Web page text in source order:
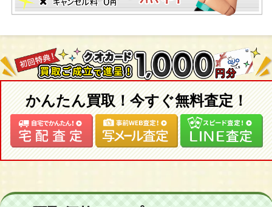
かんたん買取！今すぐ無料査定！